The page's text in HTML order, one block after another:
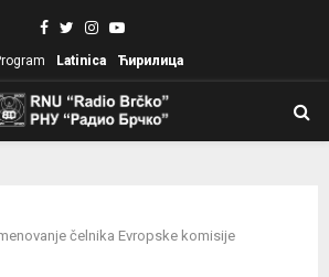
Facebook
TwitterInstagram
Youtube
Latinica Ћирилица
čelnika Evropske komisije